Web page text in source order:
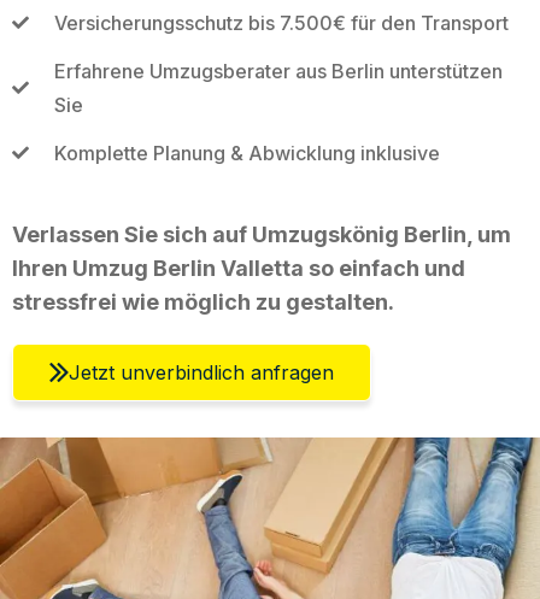
Versicherungsschutz bis 7.500€ für den Transport
Erfahrene Umzugsberater aus Berlin unterstützen
Sie
Komplette Planung & Abwicklung inklusive
Verlassen Sie sich auf Umzugskönig Berlin, um
Ihren Umzug Berlin Valletta so einfach und
stressfrei wie möglich zu gestalten.
Jetzt unverbindlich anfragen